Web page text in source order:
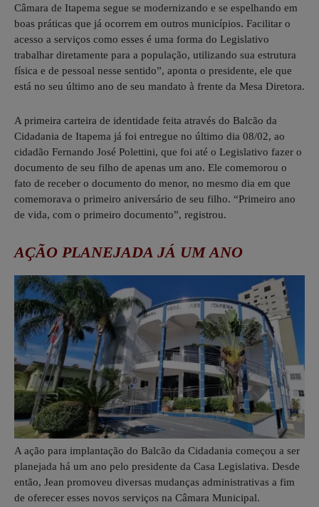
Câmara de Itapema segue se modernizando e se espelhando em
boas práticas que já ocorrem em outros municípios. Facilitar o
acesso a serviços como esses é uma forma do Legislativo
trabalhar diretamente para a população, utilizando sua estrutura
física e de pessoal nesse sentido”, aponta o presidente, ele que
está no seu último ano de seu mandato à frente da Mesa Diretora.
A primeira carteira de identidade feita através do Balcão da
Cidadania de Itapema já foi entregue no último dia 08/02, ao
cidadão Fernando José Polettini, que foi até o Legislativo fazer o
documento de seu filho de apenas um ano. Ele comemorou o
fato de receber o documento do menor, no mesmo dia em que
comemorava o primeiro aniversário de seu filho. “Primeiro ano
de vida, com o primeiro documento”, registrou.
AÇÃO PLANEJADA JÁ UM ANO
A ação para implantação do Balcão da Cidadania começou a ser
planejada há um ano pelo presidente da Casa Legislativa. Desde
então, Jean promoveu diversas mudanças administrativas a fim
de oferecer esses novos serviços na Câmara Municipal.